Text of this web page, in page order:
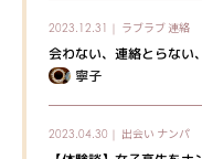
2023.12.31｜ ラブラブ 連絡
会わない、連絡とらない
寧子
2023.04.30｜ 出会い ナンパ